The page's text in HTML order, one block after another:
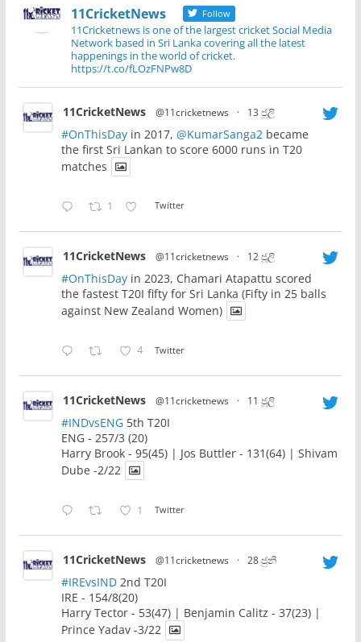
11CricketNews Follow
11Cricketnews is one of the largest cricket Social Media
Network based in Sri Lanka covering all the latest
happenings in the world of cricket.
https://t.co/fLOzFNPw8D
11CricketNews @11cricketnews · 13 ජූලි
#OnThisDayin 2017, @KumarSanga2 became
the first Sri Lankan to score 6000 runs in T20
matches
1 Twitter
11CricketNews @11cricketnews · 12 ජූලි
#OnThisDayin 2023, Chamari Atapattu scored
the fastest T20I fifty for Sri Lanka (Fifty in 25 balls
against New Zealand Women)
4 Twitter
11CricketNews @11cricketnews · 11 ජූලි
#INDvsENG5th T20I
ENG - 257/3 (20)
Harry Brook - 95(45) | Jos Buttler - 131(64) | Shivam
Dube -2/22
1 Twitter
11CricketNews @11cricketnews · 28 ජුනි
#IREvsIND2nd T20I
IRE - 154/8(20)
Harry Tector - 53(47) | Benjamin Calitz - 37(23) |
Prince Yadav -3/22